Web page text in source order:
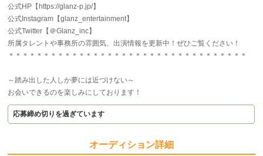
公式HP【https://glanz-p.jp/】
公式Instagram【glanz_entertainment】
公式Twitter【＠Glanz_inc】
所属タレントや事務所の雰囲気、出演情報を更新中！ぜひご覧ください！
＊＊＊＊＊＊＊＊＊＊＊＊＊＊＊＊＊＊＊＊＊＊＊＊＊＊＊＊＊＊＊＊＊＊
～踏み出した人しか夢には近づけない～
お会いできるのを楽しみにしております！
応募締め切りを過ぎています
オーディション詳細